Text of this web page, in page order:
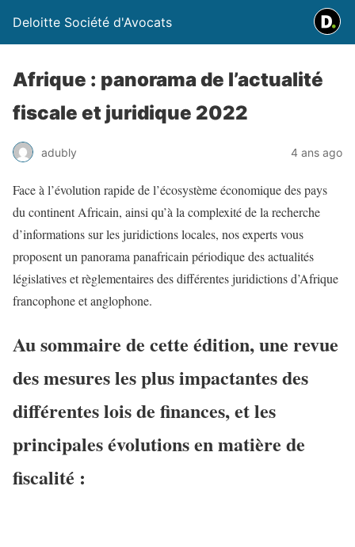
Deloitte Société d'Avocats
Afrique : panorama de l’actualité
fiscale et juridique 2022
adubly 4 ans ago
Face à l’évolution rapide de l’écosystème économique des pays
du continent Africain, ainsi qu’à la complexité de la recherche
d’informations sur les juridictions locales, nos experts vous
proposent un panorama panafricain périodique des actualités
législatives et règlementaires des différentes juridictions d’Afrique
francophone et anglophone.
Au sommaire de cette édition, une revue
des mesures les plus impactantes des
différentes lois de finances, et les
principales évolutions en matière de
fiscalité :